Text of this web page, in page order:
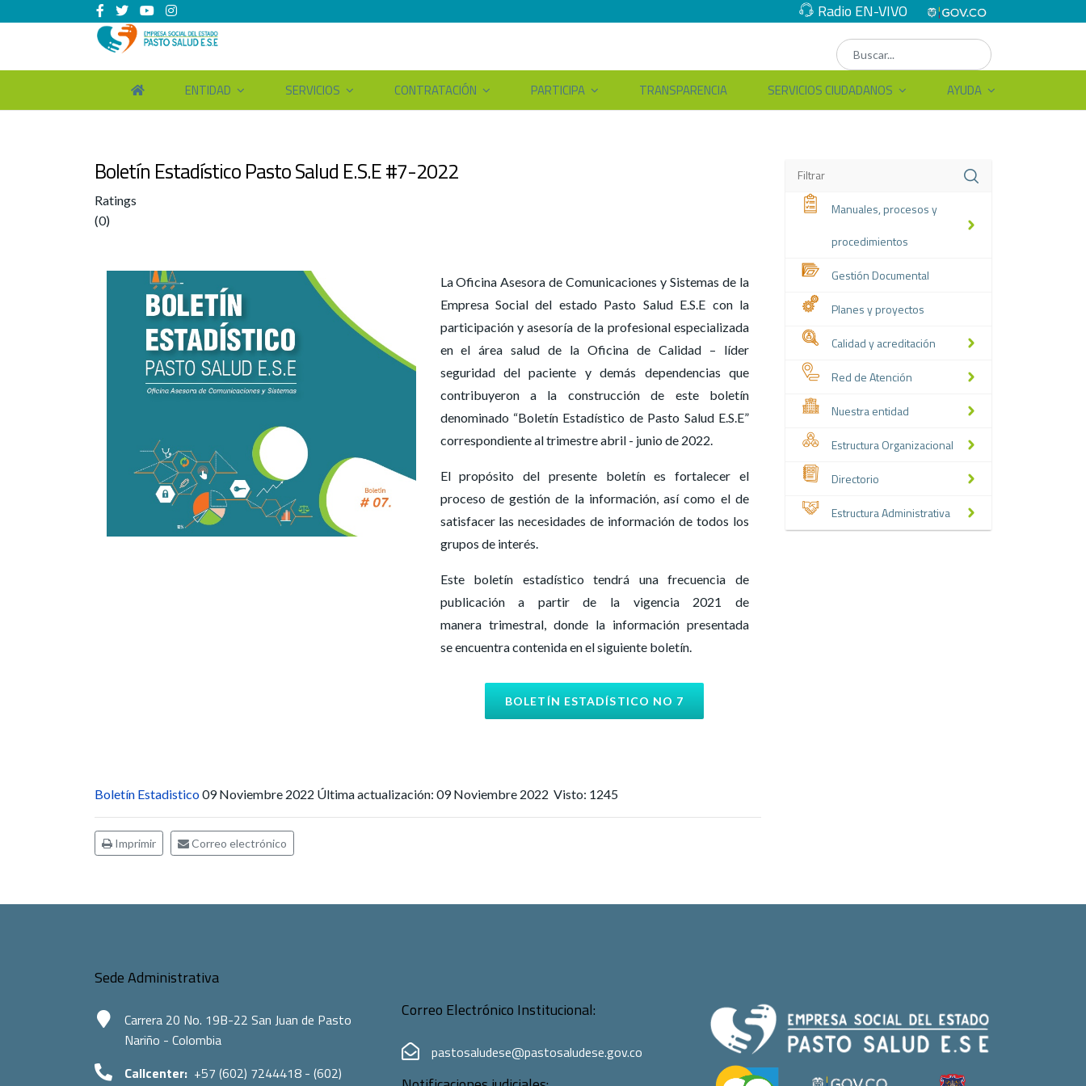
Radio EN-VIVO
ENTIDAD SERVICIOS CONTRATACIÓN PARTICIPA TRANSPARENCIA SERVICIOS CIUDADANOS AYUDA
Boletín Estadístico Pasto Salud E.S.E #7-2022
Ratings
(0)
La Oficina Asesora de Comunicaciones y Sistemas de la
Empresa Social del estado Pasto Salud E.S.E con la
participación y asesoría de la profesional especializada
en el área salud de la Oficina de Calidad – líder
seguridad del paciente y demás dependencias que
contribuyeron a la construcción de este boletín
denominado “Boletín Estadístico de Pasto Salud E.S.E”
correspondiente al trimestre abril - junio de 2022.
El propósito del presente boletín es fortalecer el
proceso de gestión de la información, así como el de
satisfacer las necesidades de información de todos los
grupos de interés.
Este boletín estadístico tendrá una frecuencia de
publicación a partir de la vigencia 2021 de
manera trimestral, donde la información presentada
se encuentra contenida en el siguiente boletín.
BOLETÍN ESTADÍSTICO NO 7
Boletín Estadistico09 Noviembre 2022 Última actualización: 09 Noviembre 2022 Visto: 1245
Imprimir Correo electrónico
Manuales, procesos y
procedimientos
Gestión Documental
Planes y proyectos
Calidad y acreditación
Red de Atención
Nuestra entidad
Estructura Organizacional
Directorio
Estructura Administrativa
Sede Administrativa
Carrera 20 No. 19B-22 San Juan de Pasto
Nariño - Colombia
Callcenter: +57 (602) 7244418 - (602)
Correo Electrónico Institucional:
pastosaludese@pastosaludese.gov.co